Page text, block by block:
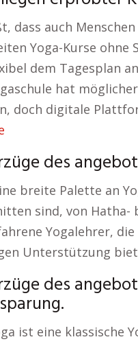
dass auch
Yoga-Kurse ohne
dem Tagesplan
hat
doch digitale
des
breite Palette an
sind, von Hatha-
Yogalehrer,
Unterstützung
des
ist eine klassische